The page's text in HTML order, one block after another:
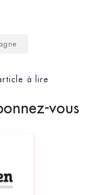
à lire
vous